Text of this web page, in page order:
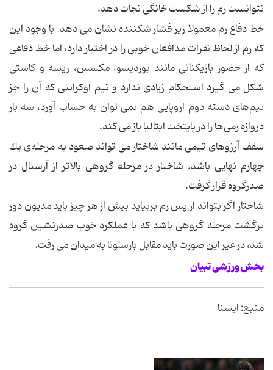
نتوانست رم را از شكست خانگی نجات دهد.
خط دفاع رم معمولا زیر فشار شكننده نشان می دهد. با وجود این
كه رم از لحاظ نفرات مدافعان خوبی را در اختیار دارد،‌ اما خط دفاعی
كه از حضور بازیكنانی مانند بوردیسو، مكسس، ریسه و كاستی
شكل می گیرد استحكام زیادی ندارد و تیم اوكراینی كه آن را جز
تیم‌های دسته دوم اروپایی هم نمی توان به حساب آورد، سه بار
دروازه رمی‌ها را در پایتخت ایتالیا باز می كند.
سقف آرزوهای تیمی مانند شاختار می تواند صعود به مرحله‌ی یك
چهارم نهایی باشد. شاختار در مرحله گروهی بالاتر از آرسنال در
صدرگروه قرار گرفت.
شاختار اگر بتواند از پس رم بربیاید بیش از هر چیز باید مدیون دور
برگشت مرحله گروهی باشد كه با عملكرد خوب صدرنشین گروه
شد، در غیر این صورت باید مقابل بارسلونا به میدان می رفت.
بخش ورزشی تبیان
منبع: ایسنا